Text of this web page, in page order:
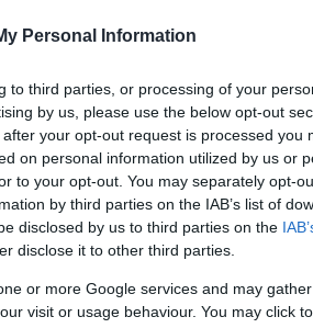
Personal Information
to third parties, or processing of your
by us, please use the below opt-out
your opt-out request is processed you
on personal information utilized by us or
to your opt-out. You may separately opt-
by third parties on the IAB’s list of
disclosed by us to third parties on the
disclose it to other third parties.
or more Google services and may
visit or usage behaviour. You may click
panoramica, che
di spaziare delle
al mare, offrendo un
di circa 5 Km percorribile
in vasti spazi